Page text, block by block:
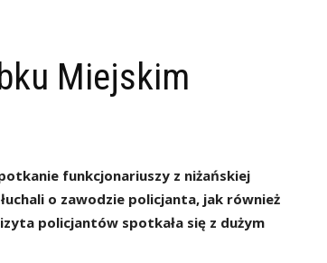
Miejskim
funkcjonariuszy z niżańskiej
o zawodzie policjanta, jak również
policjantów spotkała się z dużym